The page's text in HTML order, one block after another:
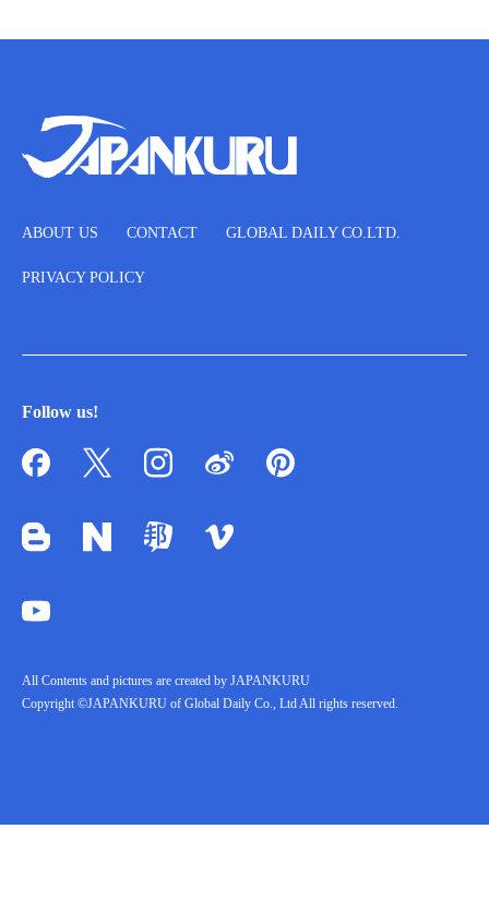
ABOUT US CONTACT GLOBAL DAILY CO.LTD.
PRIVACY POLICY
Follow us!
All Contents and pictures are created by JAPANKURU
Copyright ©JAPANKURU of Global Daily Co., Ltd All rights reserved.